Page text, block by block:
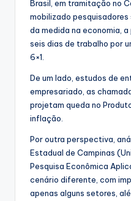
Brasil, em tramitação no
mobilizado
da medida na economia,
seis dias de trabalho por
6×1.
De um lado, estudos de
empresariado, as
projetam queda no
inflação.
Por outra perspectiva,
Estadual de Campinas
Pesquisa Econômica
cenário diferente, com
apenas alguns setores,